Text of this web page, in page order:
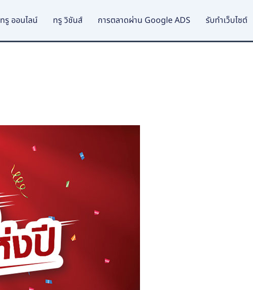
ทรู ออนไลน์ ทรู วิชันส์ การตลาดผ่าน Google ADS รับทำเว็บไซต์